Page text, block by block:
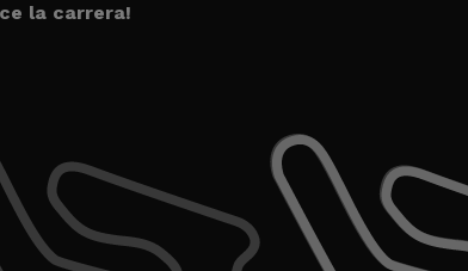
la carrera!